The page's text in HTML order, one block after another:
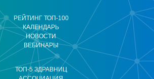
РЕЙТИНГ ТОП-100
КАЛЕНДАРЬ
НОВОСТИ
ВЕБИНАРЫ
ТОП-5 ЗДРАВНИЦ